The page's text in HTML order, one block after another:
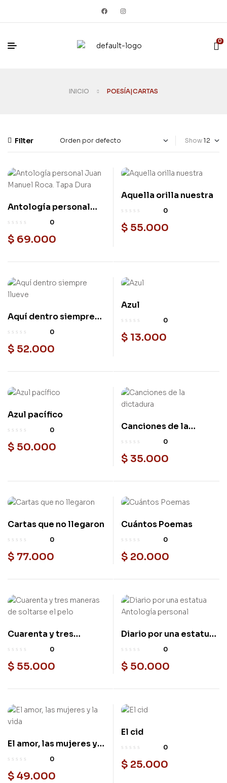
0
INICIO POESÍA|CARTAS
Filter Show
Nuevo
Antología personal
Juan Manuel Roca.
0
$ 69.000
Nuevo
Aquella orilla nuestra
0
$ 55.000
Nuevo
Aquí dentro siempre
llueve
0
$ 52.000
Usado
Azul
0
$ 13.000
Nuevo
Azul pacífico
0
$ 50.000
Nuevo
Canciones de la
dictadura
0
$ 35.000
Nuevo
Cartas que no llegaron
0
$ 77.000
Nuevo
Cuántos Poemas
0
$ 20.000
Nuevo
Cuarenta y tres
maneras de soltarse el
0
$ 55.000
Nuevo
Diario por una estatua
Antología personal
0
$ 50.000
Nuevo
El amor, las mujeres y
la vida
0
$ 49.000
Usado
El cid
0
$ 25.000